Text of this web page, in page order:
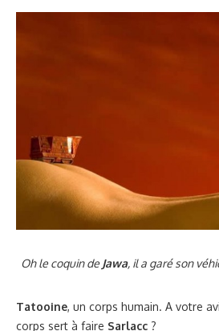
Oh le coquin deJawa, il a garé son
Tatooine, un corps humain. A votre
corps sert à faire Sarlacc ?